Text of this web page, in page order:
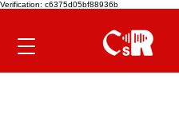
Verification: c6375d05bf88936b